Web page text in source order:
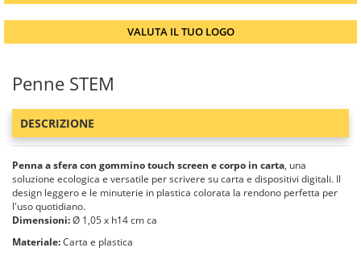
VALUTA IL TUO LOGO
Penne STEM
DESCRIZIONE
Penna a sfera con gommino touch screen e corpo in carta, una
soluzione ecologica e versatile per scrivere su carta e dispositivi digitali. Il
design leggero e le minuterie in plastica colorata la rendono perfetta per
l'uso quotidiano.
Dimensioni:Ø 1,05 x h14 cm ca
Materiale:Carta e plastica